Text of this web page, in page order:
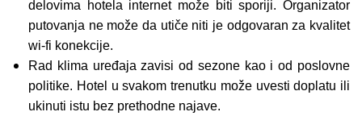
delovima hotela internet može biti sporiji. Organizator
putovanja ne može da utiče niti je odgovaran za kvalitet
wi-fi konekcije.
Rad klima uređaja zavisi od sezone kao i od poslovne
politike. Hotel u svakom trenutku može uvesti doplatu ili
ukinuti istu bez prethodne najave.